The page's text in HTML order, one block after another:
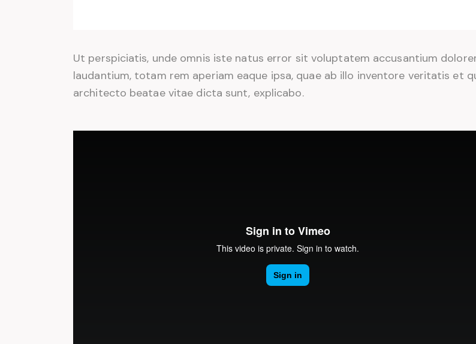
Ut perspiciatis, unde omnis iste natus error sit voluptatem accusantium
laudantium, totam rem aperiam eaque ipsa, quae ab illo inventore veritatis et
architecto beatae vitae dicta sunt, explicabo.